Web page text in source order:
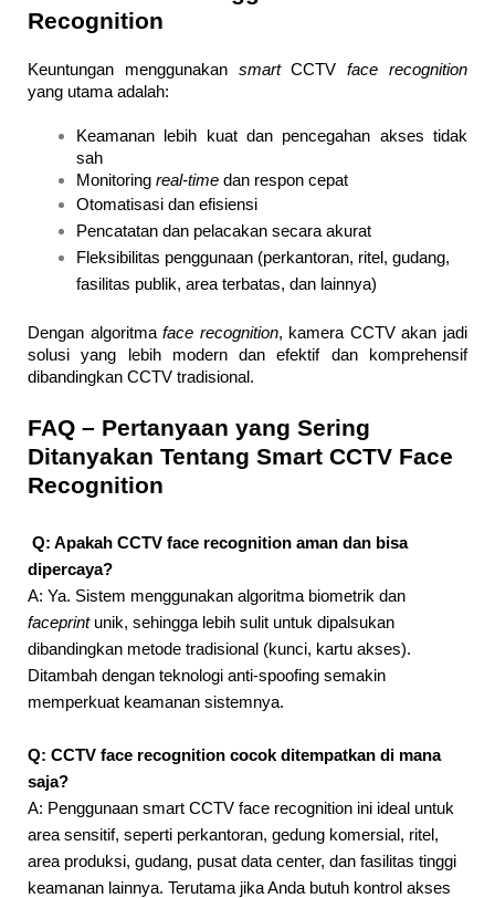
Recognition
Keuntungan menggunakan smartCCTVface recognition
yang utama adalah:
Keamanan lebih kuat dan pencegahan akses tidak
sah
Monitoring real-timedan respon cepat
Otomatisasi dan efisiensi
Pencatatan dan pelacakan secara akurat
Fleksibilitas penggunaan (perkantoran, ritel, gudang,
fasilitas publik, area terbatas, dan lainnya)
Dengan algoritmaface recognition, kamera CCTV akan jadi
solusi yang lebih modern dan efektif dan komprehensif
dibandingkan CCTV tradisional.
FAQ – Pertanyaan yang Sering
Ditanyakan Tentang Smart CCTV Face
Recognition
Q: Apakah CCTV face recognition aman dan bisa
dipercaya?
A: Ya. Sistem menggunakan algoritma biometrik dan
faceprint unik, sehingga lebih sulit untuk dipalsukan
dibandingkan metode tradisional (kunci, kartu akses).
Ditambah dengan teknologi anti-spoofing semakin
memperkuat keamanan sistemnya.
Q: CCTV face recognition cocok ditempatkan di mana
saja?
A: Penggunaan smart CCTV face recognition ini ideal untuk
area sensitif, seperti perkantoran, gedung komersial, ritel,
area produksi, gudang, pusat data center, dan fasilitas tinggi
keamanan lainnya. Terutama jika Anda butuh kontrol akses